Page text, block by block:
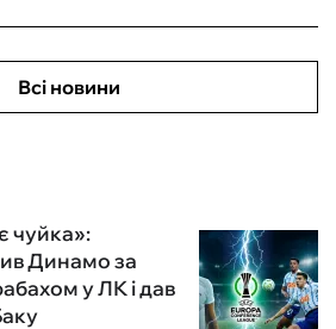
Всі новини
чуйка»:
Динамо за
у ЛК і дав